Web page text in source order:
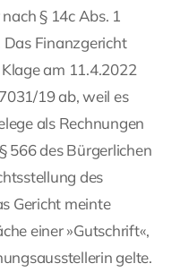
§ 14c Abs. 1
Das Finanzgericht
am 11.4.2022
19 ab, weil es
als Rechnungen
566 des Bürgerlichen
des
Gericht meinte
einer »Gutschrift«,
gelte.